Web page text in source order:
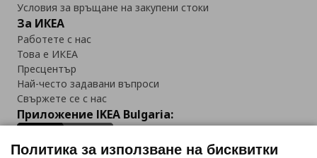
Условия за връщане на закупени стоки
За ИКЕА
Работете с нас
Това е ИКЕА
Пресцентър
Най-често задавани въпроси
Свържете се с нас
Приложение IKEA Bulgaria:
Политика за използване на бисквитки